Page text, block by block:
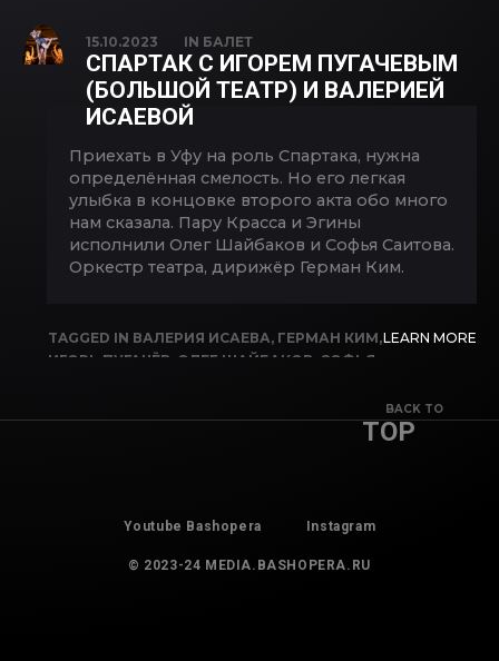
15.10.2023 IN БАЛЕТ
СПАРТАК С ИГОРЕМ ПУГАЧЕВЫМ
(БОЛЬШОЙ ТЕАТР) И ВАЛЕРИЕЙ
ИСАЕВОЙ
Приехать в Уфу на роль Спартака, нужна
определённая смелость. Но его легкая
улыбка в концовке второго акта обо много
нам сказала. Пару Красса и Эгины
исполнили Олег Шайбаков и Софья Саитова.
Оркестр театра, дирижёр Герман Ким.
TAGGED IN ВАЛЕРИЯ ИСАЕВА, ГЕРМАН КИМ,
ИГОРЬ ПУГАЧЁВ ОЛЕГ ШАЙБАКОВ СОФЬЯ
LEARN MORE
BACK TO
TOP
Youtube Bashopera Instagram
© 2023-24 MEDIA.BASHOPERA.RU